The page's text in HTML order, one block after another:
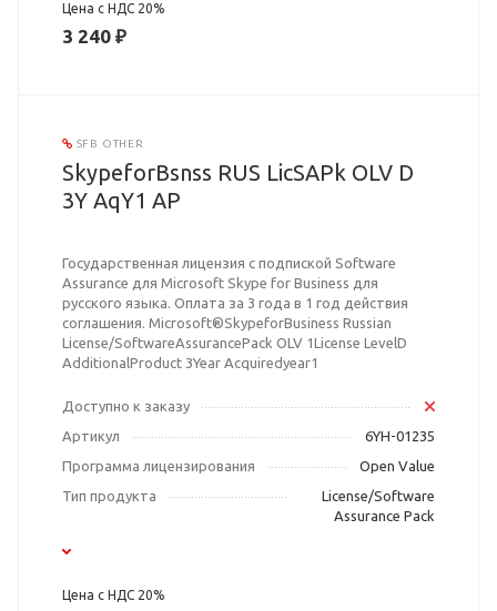
Цена с НДС 20%
3 240 ₽
SFB OTHER
SkypeforBsnss RUS LicSAPk OLV D
3Y AqY1 AP
Государственная лицензия с подпиской Software
Assurance для Microsoft Skype for Business для
русского языка. Оплата за 3 года в 1 год действия
соглашения. Microsoft®SkypeforBusiness Russian
License/SoftwareAssurancePack OLV 1License LevelD
AdditionalProduct 3Year Acquiredyear1
Доступно к заказу
Артикул
6YH-01235
Программа лицензирования
Open Value
Тип продукта
License/Software
Assurance Pack
Цена с НДС 20%